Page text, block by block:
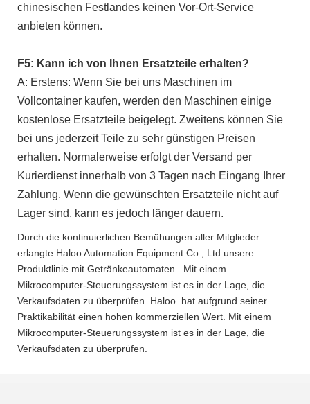
chinesischen Festlandes keinen Vor-Ort-Service
anbieten können.
F5: Kann ich von Ihnen Ersatzteile erhalten?
A: Erstens: Wenn Sie bei uns Maschinen im
Vollcontainer kaufen, werden den Maschinen einige
kostenlose Ersatzteile beigelegt. Zweitens können Sie
bei uns jederzeit Teile zu sehr günstigen Preisen
erhalten. Normalerweise erfolgt der Versand per
Kurierdienst innerhalb von 3 Tagen nach Eingang Ihrer
Zahlung. Wenn die gewünschten Ersatzteile nicht auf
Lager sind, kann es jedoch länger dauern.
Durch die kontinuierlichen Bemühungen aller Mitglieder
erlangte Haloo Automation Equipment Co., Ltd unsere
Produktlinie mit Getränkeautomaten. Mit einem
Mikrocomputer-Steuerungssystem ist es in der Lage, die
Verkaufsdaten zu überprüfen. Haloo hat aufgrund seiner
Praktikabilität einen hohen kommerziellen Wert. Mit einem
Mikrocomputer-Steuerungssystem ist es in der Lage, die
Verkaufsdaten zu überprüfen.